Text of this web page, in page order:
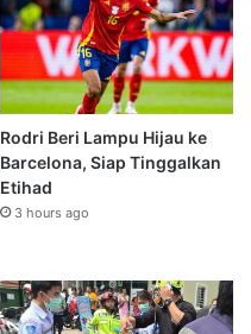
Rodri Beri Lampu Hijau ke
Barcelona, Siap Tinggalkan
Etihad
3 hours ago